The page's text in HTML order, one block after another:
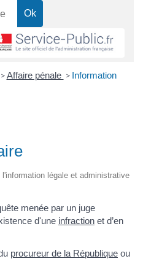
> Affaire pénale > Information
légale et administrative
menée par un juge
d'une infraction et d’en
procureur de la République ou